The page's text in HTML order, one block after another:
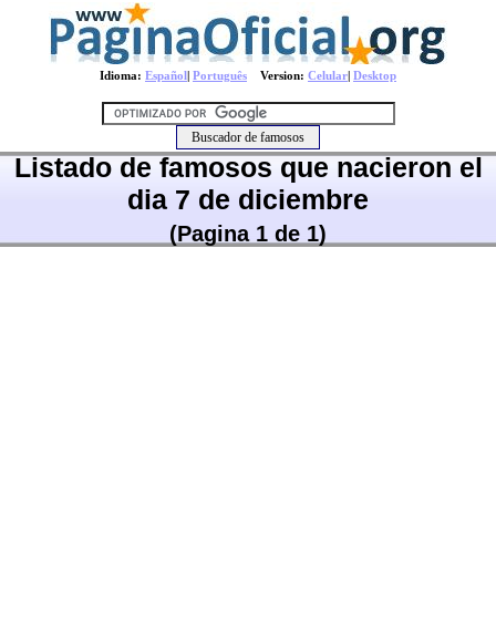
Idioma: Español| Português Version: Celular| Desktop
Listado de famosos que nacieron el
dia 7 de diciembre
(Pagina 1 de 1)